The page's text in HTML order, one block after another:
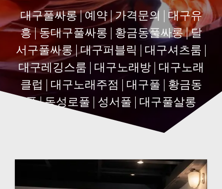
대구풀싸롱 | 예약 | 가격문의 | 대구유
흥 | 동대구풀싸롱 | 황금동풀싸롱 | 달
서구풀싸롱 | 대구퍼블릭 | 대구셔츠룸 |
대구레깅스룸 | 대구노래방 | 대구노래
클럽 | 대구노래주점 | 대구풀 | 황금동
풀 | 동성로풀 | 성서풀 | 대구풀살롱